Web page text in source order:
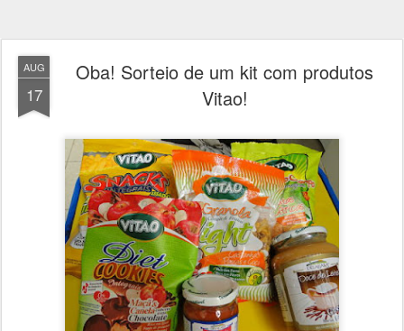
AUG
17
Oba! Sorteio de um kit com produtos
Vitao!